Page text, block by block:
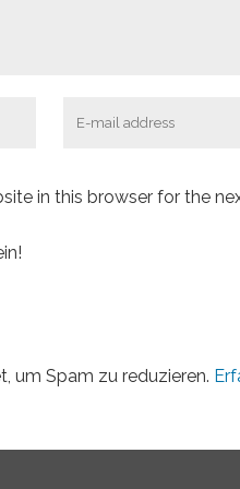
in this browser for the
um Spam zu reduzieren.